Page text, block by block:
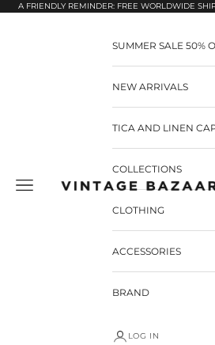
Pular para o conteúdo
A FRIENDLY REMINDER: FREE WORLDWIDE
Vintage Bazaar
SUMMER SALE 50%
NEW ARRIVALS
TICA AND LINEN
COLLECTIONS
CLOTHING
ACCESSORIES
BRAND
LOG IN